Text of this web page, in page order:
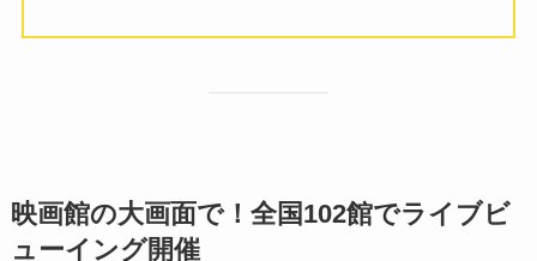
映画館の大画面で！全国102館でライブビ
ューイング開催